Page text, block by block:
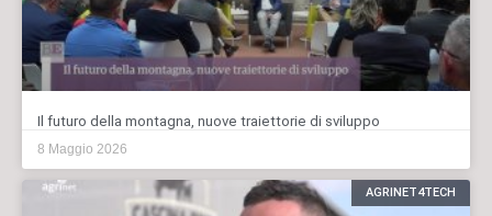
Il futuro della montagna, nuove traiettorie di sviluppo
8 Maggio 2026
AGRINET4TECH